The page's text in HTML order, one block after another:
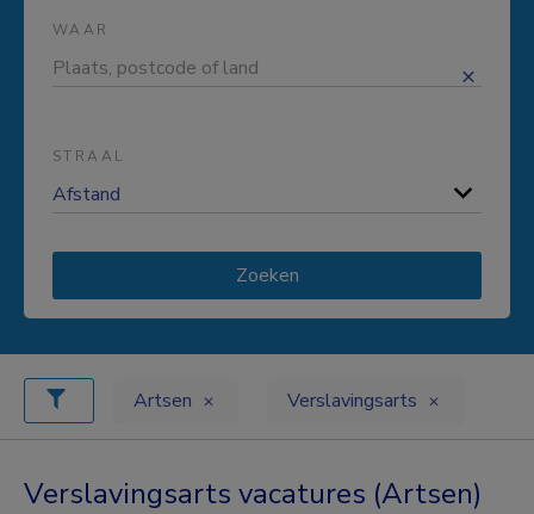
WAAR
STRAAL
Zoeken
Artsen Verslavingsarts
Verslavingsarts vacatures (Artsen)